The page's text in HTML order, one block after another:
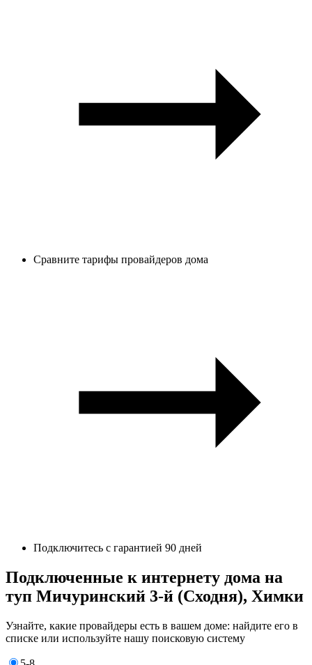
Сравните тарифы провайдеров дома
Подключитесь с гарантией 90 дней
Подключенные к интернету дома на
туп Мичуринский 3-й (Сходня), Химки
Узнайте, какие провайдеры есть в вашем доме: найдите его в
списке или используйте нашу поисковую систему